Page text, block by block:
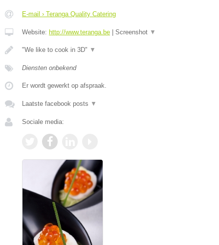
E-mail › Teranga Quality Catering
Website: http://www.teranga.be | Screenshot ▼
"We like to cook in 3D" ▼
Diensten onbekend
Er wordt gewerkt op afspraak.
Laatste facebook posts ▼
Sociale media: